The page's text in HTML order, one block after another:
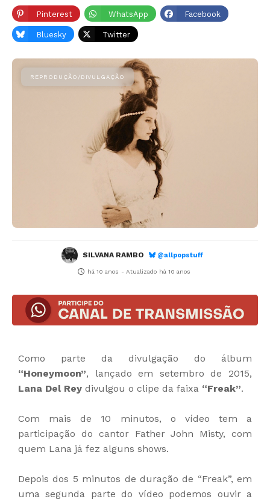
Pinterest WhatsApp Facebook
Bluesky Twitter
SILVANA RAMBO @allpopstuff
há 10 anos - Atualizado há 10 anos
Como parte da divulgação do álbum
“Honeymoon”, lançado em setembro de 2015,
Lana Del Rey divulgou o clipe da faixa “Freak”.
Com mais de 10 minutos, o vídeo tem a
participação do cantor Father John Misty, com
quem Lana já fez alguns shows.
Depois dos 5 minutos de duração de “Freak”, em
uma segunda parte do vídeo podemos ouvir a